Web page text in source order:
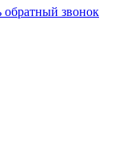
обратный звонок